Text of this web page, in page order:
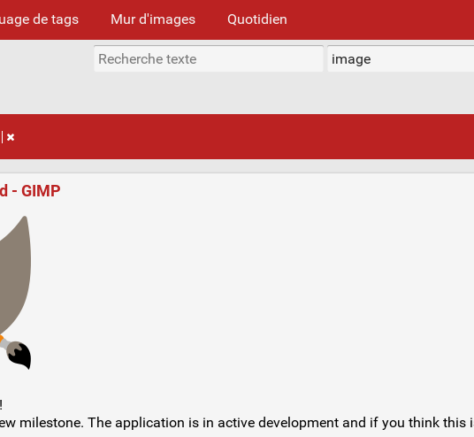
de tags Mur d'images Quotidien
- GIMP
milestone. The application is in active development and if you think